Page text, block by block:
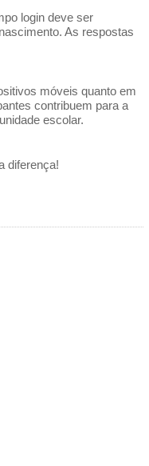
login deve ser
As respostas
móveis quanto em
contribuem para a
escolar.
diferença!